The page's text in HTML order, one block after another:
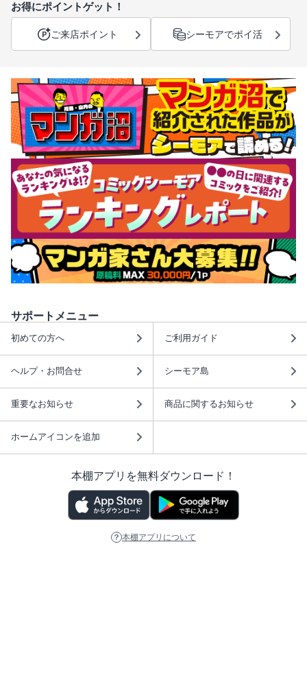
お得にポイントゲット！
ご来店ポイント シーモアでポイ活
サポートメニュー
初めての方へ ご利用ガイド
ヘルプ・お問合せ シーモア島
重要なお知らせ 商品に関するお知らせ
ホームアイコンを追加
本棚アプリを無料ダウンロード！
本棚アプリについて